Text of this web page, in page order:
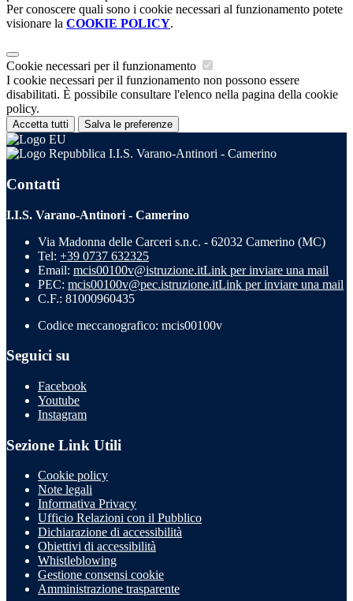
Per conoscere quali sono i cookie necessari al funzionamento potete
visionare la COOKIE POLICY.
Cookie necessari per il funzionamento
I cookie necessari per il funzionamento non possono essere
disabilitati. È possibile consultare l'elenco nella pagina della cookie
policy.
Accetta tutti Salva le preferenze
I.I.S. Varano-Antinori - Camerino
Contatti
I.I.S. Varano-Antinori - Camerino
Via Madonna delle Carceri s.n.c. - 62032 Camerino (MC)
Tel: +39 0737 632325
Email: mcis00100v@istruzione.itLink per inviare una mail
PEC: mcis00100v@pec.istruzione.itLink per inviare una mail
C.F.: 81000960435
Codice meccanografico: mcis00100v
Seguici su
Facebook
Youtube
Instagram
Sezione Link Utili
Cookie policy
Note legali
Informativa Privacy
Ufficio Relazioni con il Pubblico
Dichiarazione di accessibilità
Obiettivi di accessibilità
Whistleblowing
Gestione consensi cookie
Amministrazione trasparente